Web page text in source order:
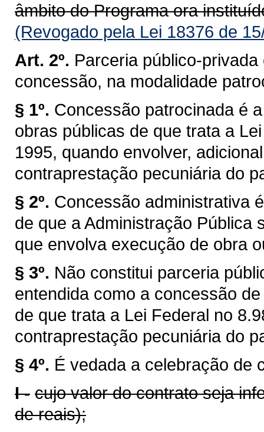
âmbito do Programa ora
(Revogado pela Lei 18376 de
Art. 2º. Parceria público-
concessão, na modalidade
§ 1º. Concessão patrocinada é
obras públicas de que trata a
1995, quando envolver,
contraprestação pecuniária do
§ 2º. Concessão administrativa
de que a Administração Pública
que envolva execução de obra
§ 3º. Não constitui parceria
entendida como a concessão
de que trata a Lei Federal no
contraprestação pecuniária do
§ 4º. É vedada a celebração de
I - cujo valor do contrato seja
de reais);